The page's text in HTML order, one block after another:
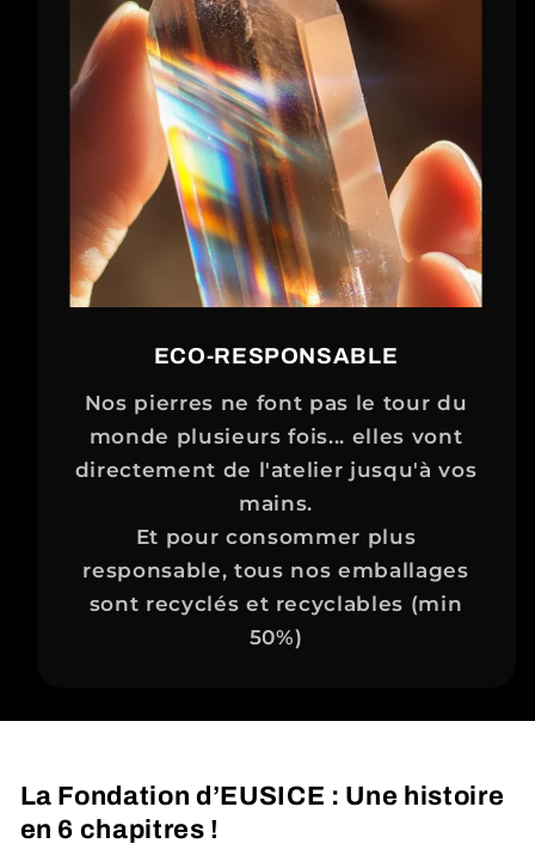
ECO-RESPONSABLE
Nos pierres ne font pas le tour du
monde plusieurs fois... elles vont
directement de l'atelier jusqu'à vos
mains.
Et pour consommer plus
responsable, tous nos emballages
sont recyclés et recyclables (min
50%)
La Fondation d’EUSICE : Une histoire
en 6 chapitres !